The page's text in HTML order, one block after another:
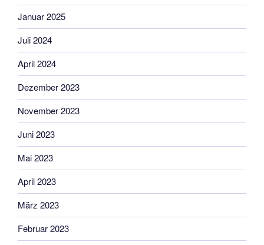
Januar 2025
Juli 2024
April 2024
Dezember 2023
November 2023
Juni 2023
Mai 2023
April 2023
März 2023
Februar 2023